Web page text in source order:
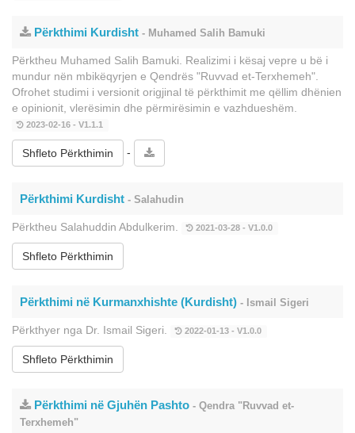
Përkthimi Kurdisht - Muhamed Salih Bamuki
Përktheu Muhamed Salih Bamuki. Realizimi i kësaj vepre u bë i
mundur nën mbikëqyrjen e Qendrës "Ruvvad et-Terxhemeh".
Ofrohet studimi i versionit origjinal të përkthimit me qëllim dhënien
e opinionit, vlerësimin dhe përmirësimin e vazhdueshëm.
2023-02-16 - V1.1.1
Shfleto Përkthimin -
Përkthimi Kurdisht - Salahudin
Përktheu Salahuddin Abdulkerim. 2021-03-28 - V1.0.0
Shfleto Përkthimin
Përkthimi në Kurmanxhishte (Kurdisht) - Ismail Sigeri
Përkthyer nga Dr. Ismail Sigeri. 2022-01-13 - V1.0.0
Shfleto Përkthimin
Përkthimi në Gjuhën Pashto - Qendra "Ruvvad et-
Terxhemeh"